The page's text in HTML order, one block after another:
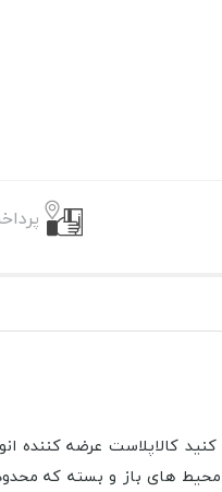
کالاپلاست عرضه
محیط های باز و بسته که